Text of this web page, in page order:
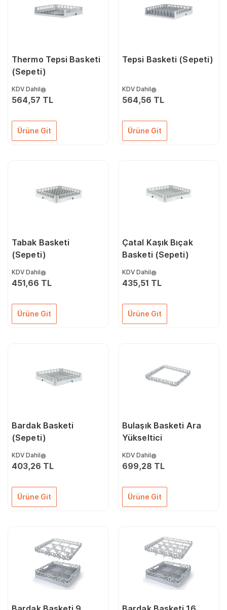
Thermo Tepsi Basketi
(Sepeti)
KDV Dahil
564,57 TL
Ürüne Git
Tepsi Basketi (Sepeti)
KDV Dahil
564,56 TL
Ürüne Git
Tabak Basketi
(Sepeti)
KDV Dahil
451,66 TL
Ürüne Git
Çatal Kaşık Bıçak
Basketi (Sepeti)
KDV Dahil
435,51 TL
Ürüne Git
Bardak Basketi
(Sepeti)
KDV Dahil
403,26 TL
Ürüne Git
Bulaşık Basketi Ara
Yükseltici
KDV Dahil
699,28 TL
Ürüne Git